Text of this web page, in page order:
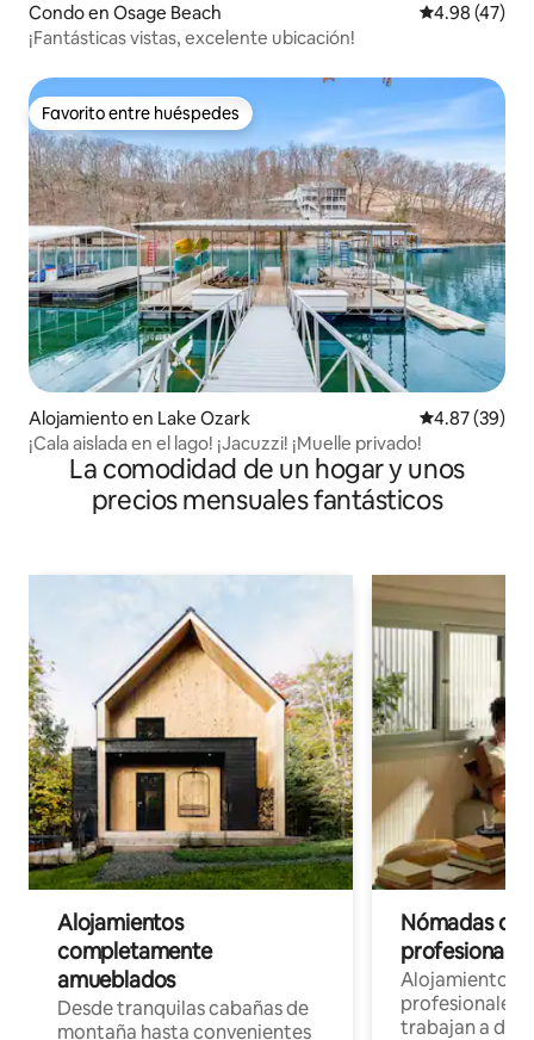
Condo en Osage Beach Calificación
4.98 (47)
¡Fantásticas vistas, excelente ubicación!
Favorito entre huéspedes
Favorito entre huéspedes
Alojamiento en Lake Ozark Calificación
4.87 (39)
¡Cala aislada en el lago! ¡Jacuzzi! ¡Muelle privado!
La comodidad de un hogar y unos
precios mensuales fantásticos
Alojamientos
completamente
amueblados
Desde tranquilas cabañas de
montaña hasta convenientes
Nómadas
Alojamientos
profesionales
trabajan a